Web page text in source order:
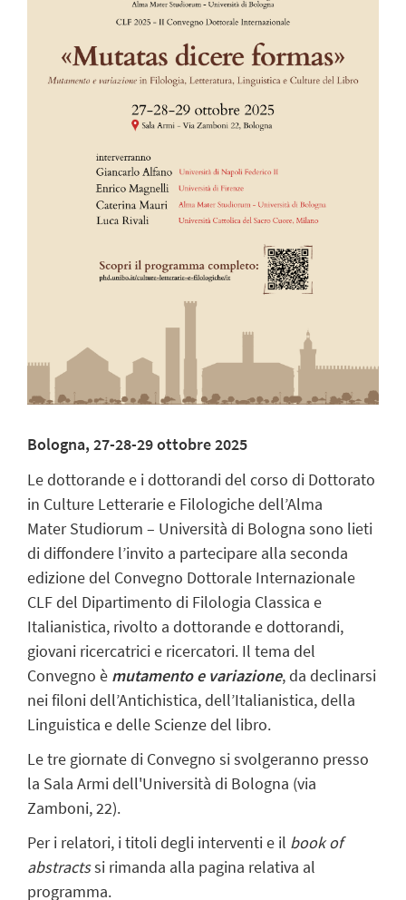
Bologna, 27-28-29 ottobre 2025
Le dottorande e i dottorandi del corso di Dottorato
in Culture Letterarie e Filologiche dell’Alma
Mater Studiorum – Università di Bologna sono lieti
di diffondere l’invito a partecipare alla seconda
edizione del Convegno Dottorale Internazionale
CLF del Dipartimento di Filologia Classica e
Italianistica, rivolto a dottorande e dottorandi,
giovani ricercatrici e ricercatori. Il tema del
Convegno è mutamento e variazione, da declinarsi
nei filoni dell’Antichistica, dell’Italianistica, della
Linguistica e delle Scienze del libro.
Le tre giornate di Convegno si svolgeranno presso
la Sala Armi dell'Università di Bologna (via
Zamboni, 22).
Per i relatori, i titoli degli interventi e il book of
abstractssi rimanda alla pagina relativa al
programma.